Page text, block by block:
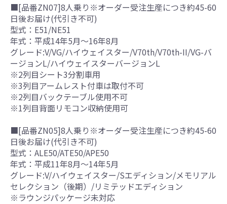
■[品番ZN07]8人乗り※オーダー受注生産につき約45-60
日後お届け(代引き不可)
型式：E51/NE51
年式：平成14年5月～16年8月
グレード:V/VG/ハイウェイスター/V70th/V70th-II/VG-バ
ージョンL/ハイウェイスターバージョンL
※2列目シート3分割車用
※3列目アームレスト付車は取付不可
※2列目バックテーブル使用不可
※1列目背面リモコン収納使用可
■[品番ZN05]8人乗り※オーダー受注生産につき約45-60
日後お届け(代引き不可)
型式：ALE50/ATE50/APE50
年式：平成11年8月～14年5月
グレード:V/ハイウェイスター/Sエディション/メモリアル
セレクション（後期）/リミテッドエディション
※ラウンジパッケージ未対応